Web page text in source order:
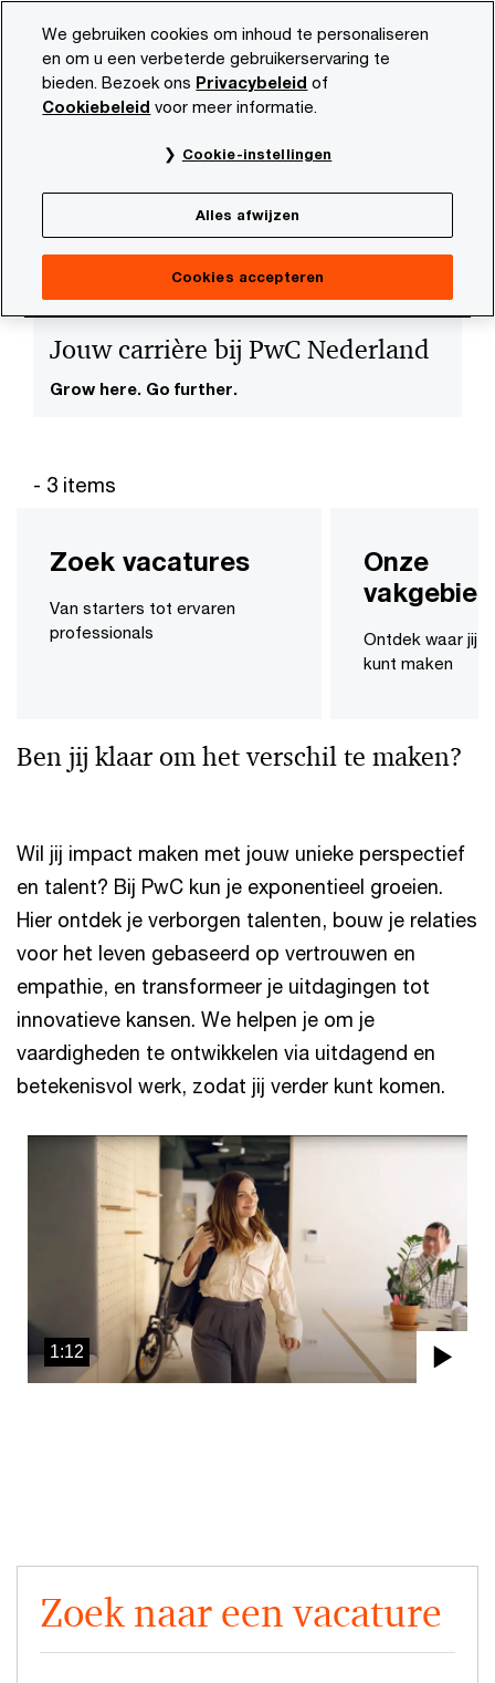
content
footer
PwC NL Carrière
Grow here. Go further.
Jouw carrière bij PwC Nederland
- 3 items
Zoek vacatures
Van starters tot ervaren
professionals
Onze
Ontdek waar jij
kunt maken
Ben jij klaar om het verschil te maken?
Wil jij impact maken met jouw unieke perspectief
en talent? Bij PwC kun je exponentieel groeien.
Hier ontdek je verborgen talenten, bouw je relaties
voor het leven gebaseerd op vertrouwen en
empathie, en transformeer je uitdagingen tot
innovatieve kansen. We helpen je om je
vaardigheden te ontwikkelen via uitdagend en
betekenisvol werk, zodat jij verder kunt komen.
1:12
Zoek naar een vacature
We gebruiken cookies om inhoud te personaliseren
en om u een verbeterde gebruikerservaring te
bieden. Bezoek ons Privacybeleid of
Cookiebeleid voor meer informatie.
Cookie-instellingen
Alles afwijzen
Cookies accepteren